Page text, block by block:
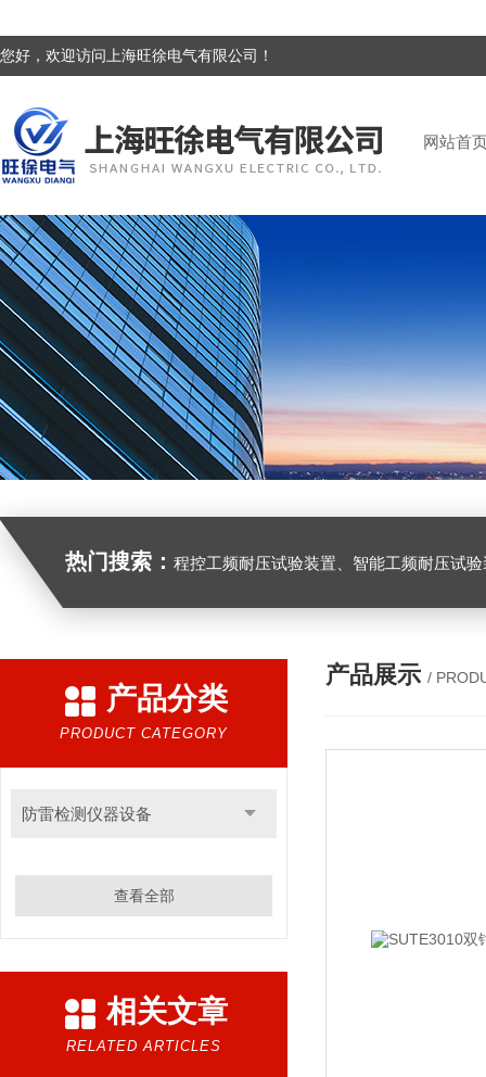
您好，欢迎访问上海旺徐电气有限公司！
网站首
热门搜索： 程控工频耐压试验装置、智能工频耐压试验装置、工频耐压试验装置、工频耐压试验仪、工频耐压试验台、高压耐压试
产品分类
PRODUCT CATEGORY
防雷检测仪器设备
查看全部
相关文章
RELATED ARTICLES
产品展示 /